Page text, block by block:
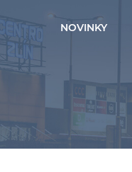
NOVINKY